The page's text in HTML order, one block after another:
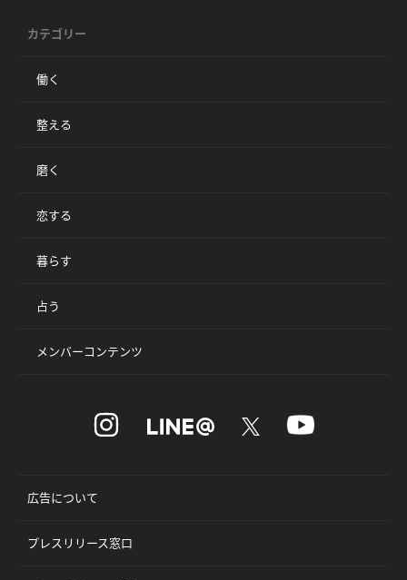
カテゴリー
働く
整える
磨く
恋する
暮らす
占う
メンバーコンテンツ
広告について
プレスリリース窓口